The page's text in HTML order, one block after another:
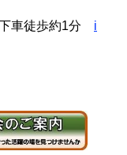
下車徒歩約1分 i